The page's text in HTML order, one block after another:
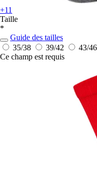
+11
Taille
*
Guide des tailles
35/38
39/42 43/46
Ce champ est requis